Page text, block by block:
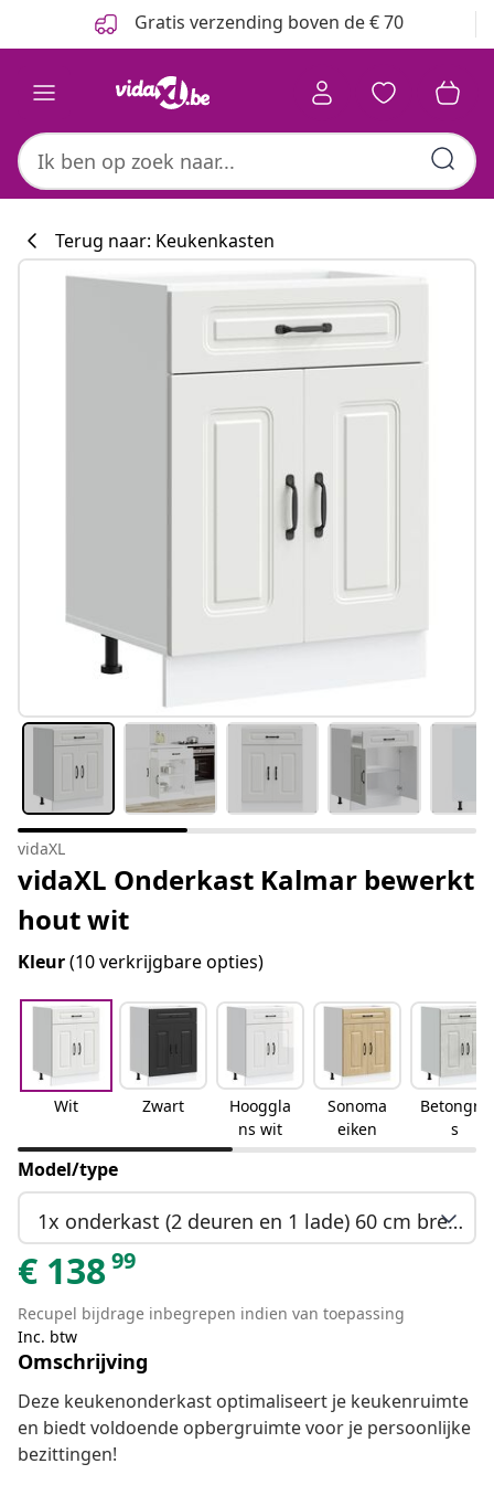
Gratis verzending boven de € 70
Terug naar: Keukenkasten
vidaXL
vidaXL Onderkast Kalmar bewerkt
hout wit
Kleur(10 verkrijgbare opties)
Wit Zwart
Hooggla
ns wit
Sonoma
eiken
Betongrij
s
Model/type
1x onderkast (2 deuren en 1 lade) 60 cm breed 81,5 cm hoog
€ 13899
Recupel bijdrage inbegrepen indien van toepassing
Inc. btw
Omschrijving
Deze keukenonderkast optimaliseert je keukenruimte
en biedt voldoende opbergruimte voor je persoonlijke
bezittingen!